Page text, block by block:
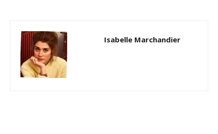
Isabelle Marchandier